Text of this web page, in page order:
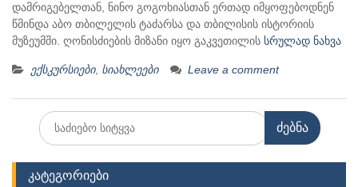
დამრიგებელთან, ნინო გოგოხიასთან ერთად იმყოფებოდნენ
წმინდა აბო თბილელის ტაძარსა და თბილისის ისტორიის
მუზეუმში. ღონისძიების მიზანი იყო გაკვეთილის სრულად ნახვა
ექსკურსიები, სიახლეები Leave a comment
Search
for:
კატეგორიები